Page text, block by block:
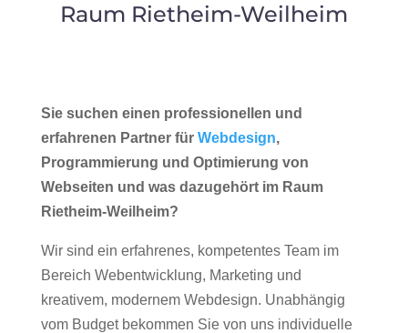
Raum Rietheim-Weilheim
Sie suchen einen professionellen und
erfahrenen Partner für Webdesign,
Programmierung und Optimierung von
Webseiten und was dazugehört im Raum
Rietheim-Weilheim?
Wir sind ein erfahrenes, kompetentes Team im
Bereich Webentwicklung, Marketing und
kreativem, modernem Webdesign. Unabhängig
vom Budget bekommen Sie von uns individuelle